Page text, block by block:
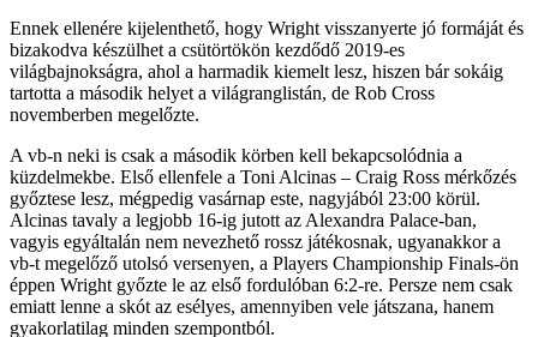
Ennek ellenére kijelenthető, hogy Wright visszanyerte jó formáját és
bizakodva készülhet a csütörtökön kezdődő 2019-es
világbajnokságra, ahol a harmadik kiemelt lesz, hiszen bár sokáig
tartotta a második helyet a világranglistán, de Rob Cross
novemberben megelőzte.
A vb-n neki is csak a második körben kell bekapcsolódnia a
küzdelmekbe. Első ellenfele a Toni Alcinas – Craig Ross mérkőzés
győztese lesz, mégpedig vasárnap este, nagyjából 23:00 körül.
Alcinas tavaly a legjobb 16-ig jutott az Alexandra Palace-ban,
vagyis egyáltalán nem nevezhető rossz játékosnak, ugyanakkor a
vb-t megelőző utolsó versenyen, a Players Championship Finals-ön
éppen Wright győzte le az első fordulóban 6:2-re. Persze nem csak
emiatt lenne a skót az esélyes, amennyiben vele játszana, hanem
gyakorlatilag minden szempontból.